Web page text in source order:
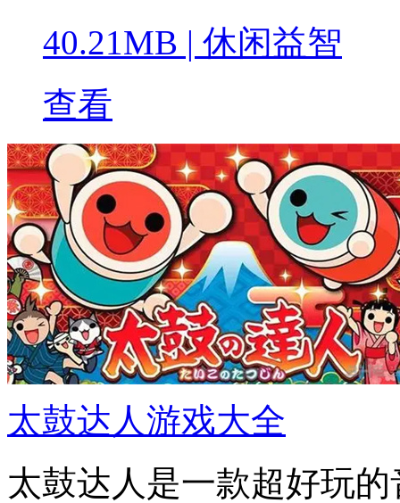
40.21MB | 休闲益智
查看
太鼓达人游戏大全
太鼓达人是一款超好玩